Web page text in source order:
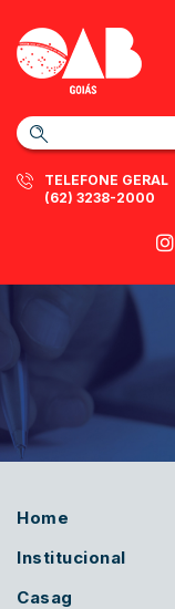
TELEFONE GERAL
(62) 3238-2000
Home
Institucional
Casag